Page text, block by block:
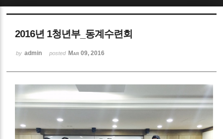
2016년 1청년부_동계수련회
by admin posted Mar 09, 2016
Sketchbook5, 스케치북5
Sketchbook5, 스케치북5